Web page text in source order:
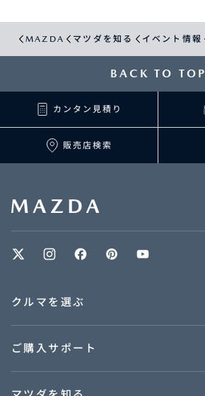
MAZDA マツダを知る イベント情報
BACK TO TOP
カンタン見積り
販売店検索
クルマを選ぶ
ご購入サポート